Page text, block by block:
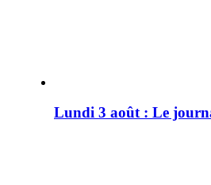
Lundi 3 août : Le